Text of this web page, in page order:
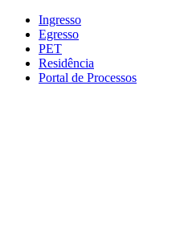
Conteúdo principal
Ingresso
Egresso
PET
Residência
Portal de Processos